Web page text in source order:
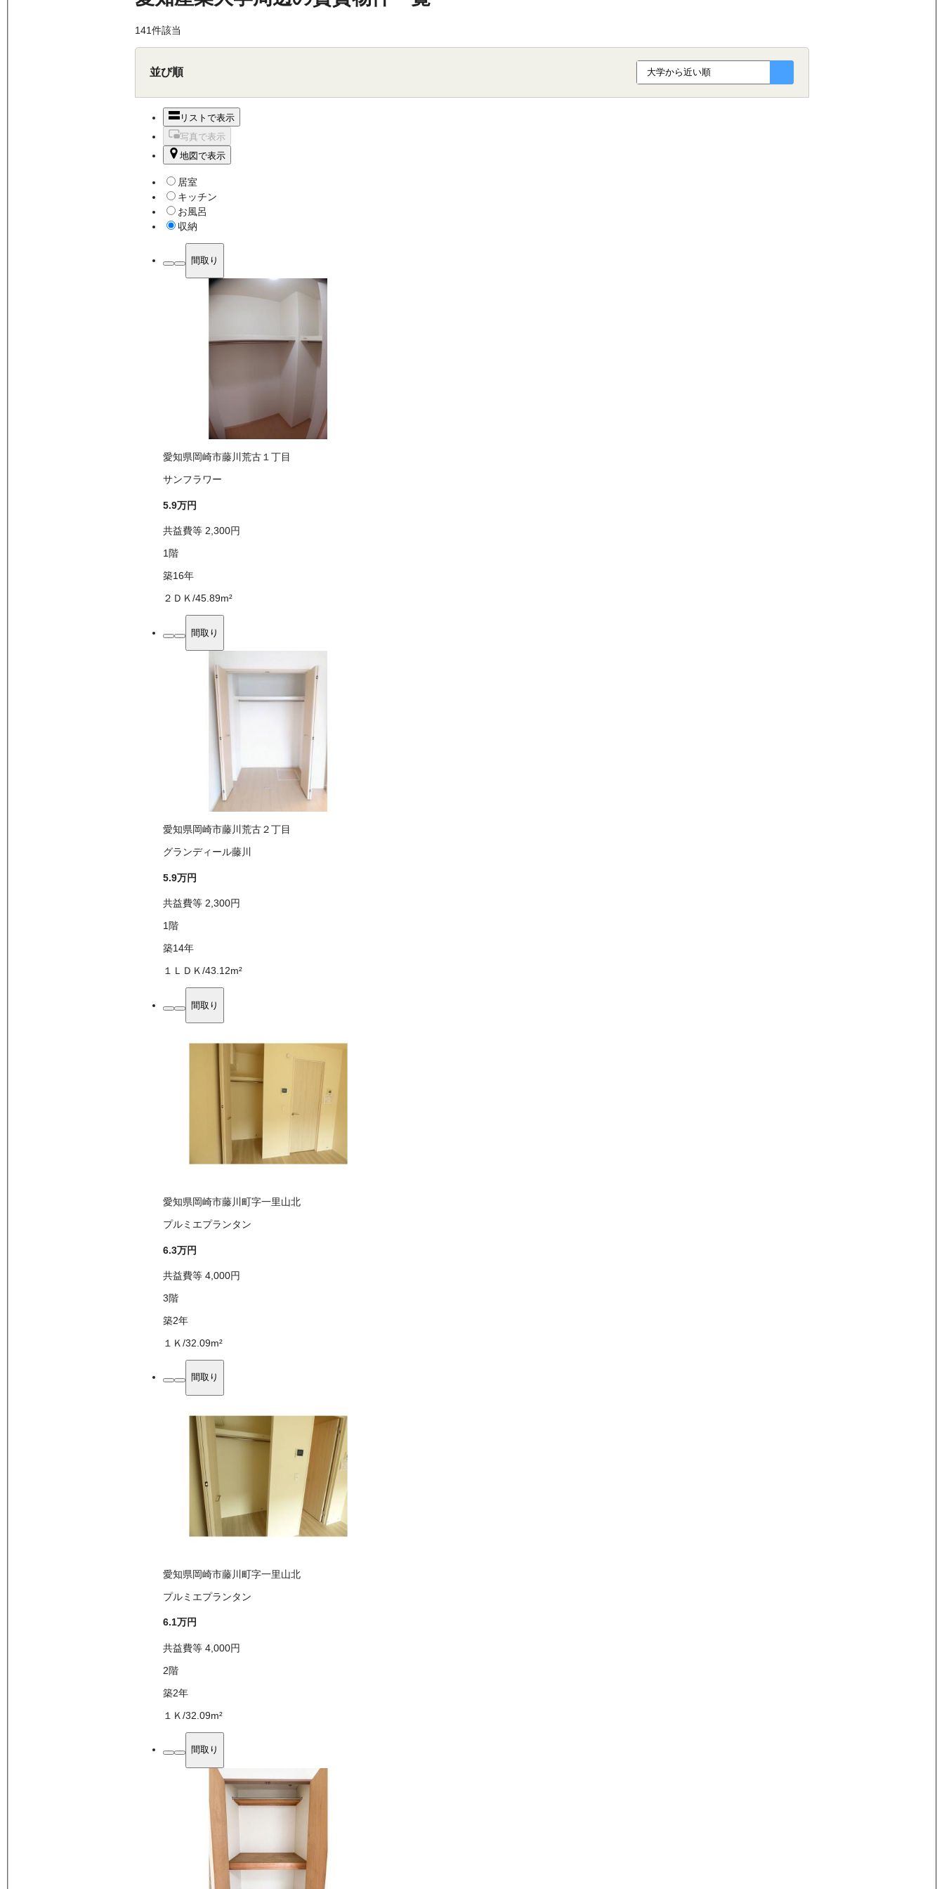
141件該当
並び順
リストで表示
写真で表示
地図で表示
居室
キッチン
お風呂
収納
間取り
愛知県岡崎市藤川荒古１丁目
サンフラワー
5.9万円
共益費等 2,300円
1階
築16年
２ＤＫ/45.89m²
間取り
愛知県岡崎市藤川荒古２丁目
グランディール藤川
5.9万円
共益費等 2,300円
1階
築14年
１ＬＤＫ/43.12m²
間取り
愛知県岡崎市藤川町字一里山北
プルミエプランタン
6.3万円
共益費等 4,000円
3階
築2年
１Ｋ /32.09m²
間取り
愛知県岡崎市藤川町字一里山北
プルミエプランタン
6.1万円
共益費等 4,000円
2階
築2年
１Ｋ /32.09m²
間取り